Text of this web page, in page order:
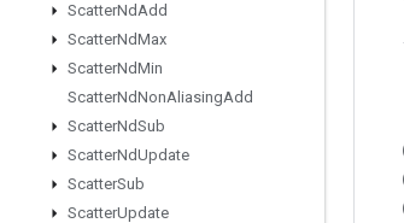
ScatterNdAdd
ScatterNdMax
ScatterNdMin
ScatterNdNonAliasingAdd
ScatterNdSub
ScatterNdUpdate
ScatterSub
ScatterUpdate